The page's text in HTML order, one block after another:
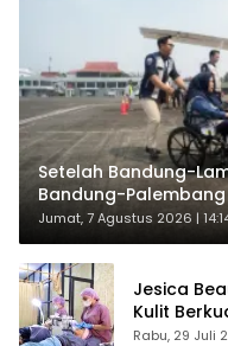
Setelah Bandung-
Bandung-
Penumpang
Jumat, 7 Agustus 2026 |
Jesica
Kulit
Rabu, 29 Juli